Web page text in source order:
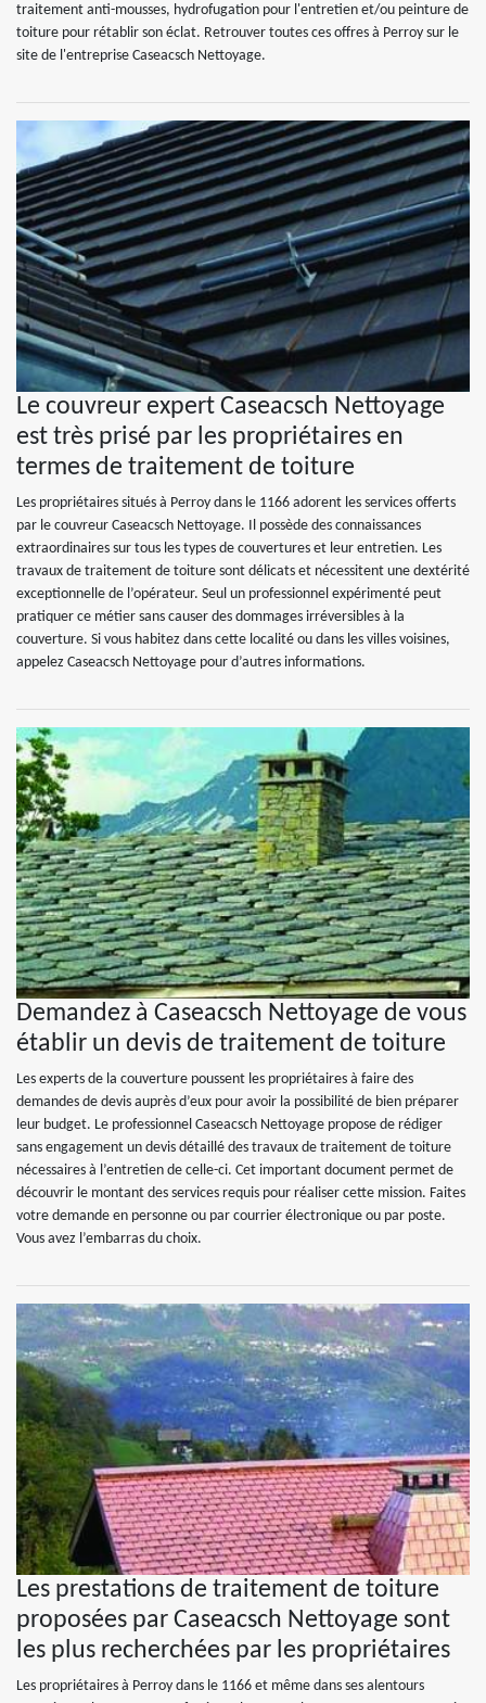
traitement anti-mousses, hydrofugation pour l'entretien et/ou peinture de
toiture pour rétablir son éclat. Retrouver toutes ces offres à Perroy sur le
site de l'entreprise Caseacsch Nettoyage.
Le couvreur expert Caseacsch Nettoyage
est très prisé par les propriétaires en
termes de traitement de toiture
Les propriétaires situés à Perroy dans le 1166 adorent les services offerts
par le couvreur Caseacsch Nettoyage. Il possède des connaissances
extraordinaires sur tous les types de couvertures et leur entretien. Les
travaux de traitement de toiture sont délicats et nécessitent une dextérité
exceptionnelle de l’opérateur. Seul un professionnel expérimenté peut
pratiquer ce métier sans causer des dommages irréversibles à la
couverture. Si vous habitez dans cette localité ou dans les villes voisines,
appelez Caseacsch Nettoyage pour d’autres informations.
Demandez à Caseacsch Nettoyage de vous
établir un devis de traitement de toiture
Les experts de la couverture poussent les propriétaires à faire des
demandes de devis auprès d’eux pour avoir la possibilité de bien préparer
leur budget. Le professionnel Caseacsch Nettoyage propose de rédiger
sans engagement un devis détaillé des travaux de traitement de toiture
nécessaires à l’entretien de celle-ci. Cet important document permet de
découvrir le montant des services requis pour réaliser cette mission. Faites
votre demande en personne ou par courrier électronique ou par poste.
Vous avez l’embarras du choix.
Les prestations de traitement de toiture
proposées par Caseacsch Nettoyage sont
les plus recherchées par les propriétaires
Les propriétaires à Perroy dans le 1166 et même dans ses alentours